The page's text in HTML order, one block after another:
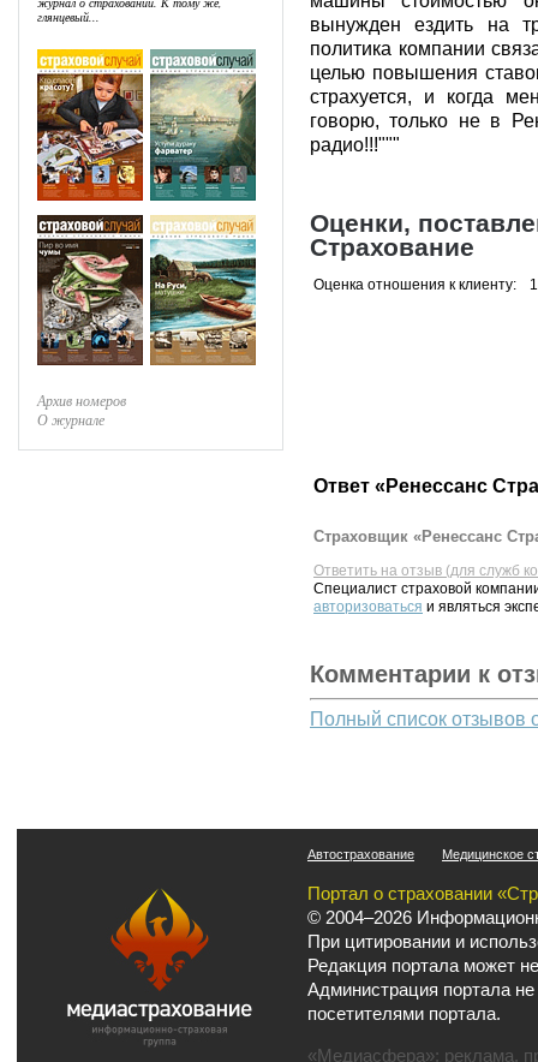
глянцевый...
Архив номеров
О журнале
вынужден ездить на
политика компании
целью повышения
страхуется, и когда
говорю, только не в
радио!!!"""
Оценки,
Страхование
Оценка отношения к клиенту: 1
Ответ «Ренессанс
Страховщик «Ренессанс
Ответить на отзыв (для служб
Специалист страховой
авторизоваться и являться
Комментарии к
Полный список отзывов
Автострахование Медицинское
Портал о страховании
© 2004–2026
При цитировании и
Редакция портала может
Администрация портала
посетителями портала.
«Медиасфера»: реклама,